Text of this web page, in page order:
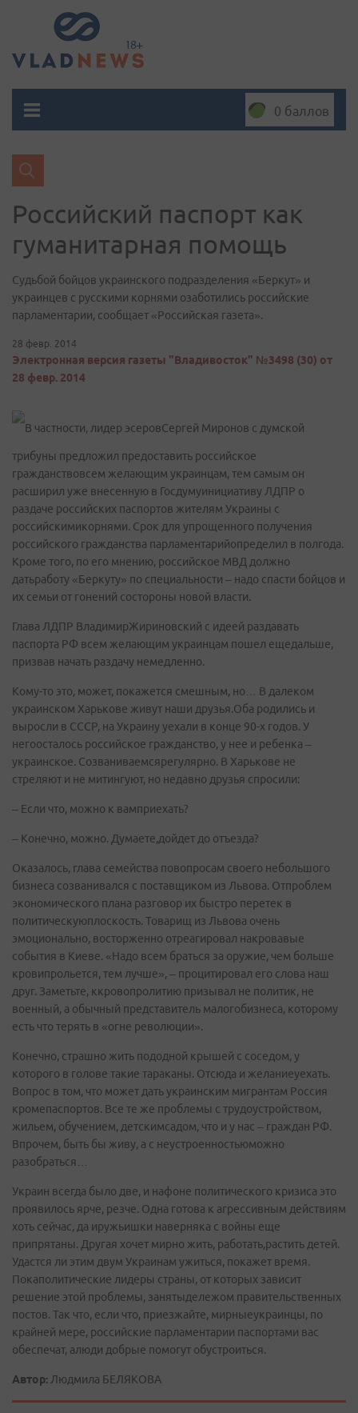
0 баллов
Российский паспорт как
гуманитарная помощь
Судьбой бойцов украинского подразделения «Беркут» и
украинцев с русскими корнями озаботились российские
парламентарии, сообщает «Российская газета».
28 февр. 2014
Электронная версия газеты "Владивосток" №3498 (30) от
28 февр. 2014
В частности, лидер эсеровСергей Миронов с думской
трибуны предложил предоставить российское
гражданствовсем желающим украинцам, тем самым он
расширил уже внесенную в Госдумуинициативу ЛДПР о
раздаче российских паспортов жителям Украины с
российскимикорнями. Срок для упрощенного получения
российского гражданства парламентарийопределил в полгода.
Кроме того, по его мнению, российское МВД должно
датьработу «Беркуту» по специальности – надо спасти бойцов и
их семьи от гонений состороны новой власти.
Глава ЛДПР ВладимирЖириновский с идеей раздавать
паспорта РФ всем желающим украинцам пошел ещедальше,
призвав начать раздачу немедленно.
Кому-то это, может, покажется смешным, но… В далеком
украинском Харькове живут наши друзья.Оба родились и
выросли в СССР, на Украину уехали в конце 90-­х годов. У
негоосталось российское гражданство, у нее и ребенка –
украинское. Созваниваемсярегулярно. В Харькове не
стреляют и не митингуют, но недавно друзья спросили:
– Если что, можно к вамприехать?
– Конечно, можно. Думаете,дойдет до отъезда?
Оказалось, глава семейства повопросам своего небольшого
бизнеса созванивался с поставщиком из Львова. Отпроблем
экономического плана разговор их быстро перетек в
политическуюплоскость. Товарищ из Львова очень
эмоционально, восторженно отреагировал накровавые
события в Киеве. «Надо всем браться за оружие, чем больше
кровипрольется, тем лучше», – процитировал его слова наш
друг. Заметьте, ккровопролитию призывал не политик, не
военный, а обычный представитель малогобизнеса, которому
есть что терять в «огне революции».
Конечно, страшно жить пододной крышей с соседом, у
которого в голове такие тараканы. Отсюда и желаниеуехать.
Вопрос в том, что может дать украинским мигрантам Россия
кромепаспортов. Все те же проблемы с трудоустройством,
жильем, обучением, детскимсадом, что и у нас – граждан РФ.
Впрочем, быть бы живу, а с неустроенностьюможно
разобраться…
Украин всегда было две, и нафоне политического кризиса это
проявилось ярче, резче. Одна готова к агрессивным действиям
хоть сейчас, да иружьишки наверняка с войны еще
припрятаны. Другая хочет мирно жить, работать,растить детей.
Удастся ли этим двум Украинам ужиться, покажет время.
Покаполитические лидеры страны, от которых зависит
решение этой проблемы, занятыдележом правительственных
постов. Так что, если что, приезжайте, мирныеукраинцы, по
крайней мере, российские парламентарии паспортами вас
обеспечат, алюди добрые помогут обустроиться.
Автор: Людмила БЕЛЯКОВА